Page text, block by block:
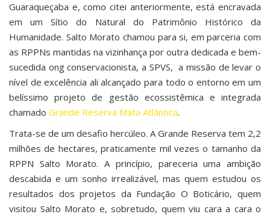
Guaraqueçaba e, como citei anteriormente, está encravada
em um Sítio do Natural do Patrimônio Histórico da
Humanidade. Salto Morato chamou para si, em parceria com
as RPPNs mantidas na vizinhança por outra dedicada e bem-
sucedida ong conservacionista, a SPVS, a missão de levar o
nível de excelência ali alcançado para todo o entorno em um
belíssimo projeto de gestão ecossistêmica e integrada
chamado Grande Reserva Mata Atlântica.
Trata-se de um desafio hercúleo. A Grande Reserva tem 2,2
milhões de hectares, praticamente mil vezes o tamanho da
RPPN Salto Morato. A princípio, pareceria uma ambição
descabida e um sonho irrealizável, mas quem estudou os
resultados dos projetos da Fundação O Boticário, quem
visitou Salto Morato e, sobretudo, quem viu cara a cara o